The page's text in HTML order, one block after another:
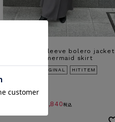
【SET】Puff sleeve bolero jacket
& High waist mermaid skirt
ORIGINAL
HITITEM
14,840 税込